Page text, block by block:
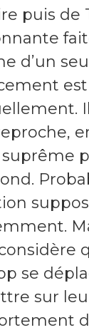
puis
d’un
se
sur